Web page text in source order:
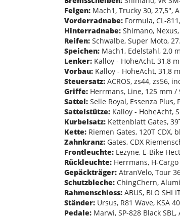
Felgen: Mach1, Trucky 30, 27,5'',
Vorderradnabe: Formula, CL-
Hinterradnabe: Shimano,
Reifen: Schwalbe, Super Moto,
Speichen: Mach1, Edelstahl, 2,0
Lenker: Kalloy - HoheAcht, 31,8
Vorbau: Kalloy - HoheAcht, 31,8
Steuersatz: ACROS, zs44, zs56,
Griffe: Herrmans, Line, 125 mm /
Sattel: Selle Royal, Essenza Plus,
Sattelstütze: Kalloy - HoheAcht,
Kurbelsatz: Kettenblatt Gates,
Kette: Riemen Gates, 120T CDX,
Zahnkranz: Gates, CDX
Frontleuchte: Lezyne, E-Bike
Rückleuchte: Herrmans, H-
Gepäckträger: AtranVelo, Tour
Schutzbleche: ChingChern,
Rahmenschloss: ABUS, BLO SHI
Ständer: Ursus, R81 Wave, KSA
Pedale: Marwi, SP-828 Black